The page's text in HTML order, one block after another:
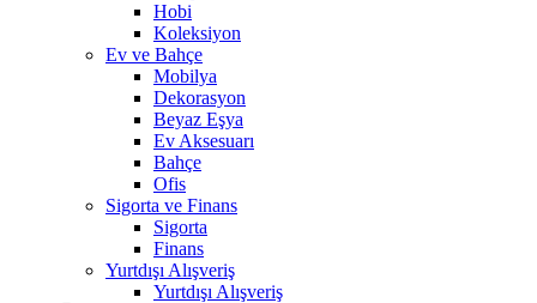
Hobi
Koleksiyon
Ev ve Bahçe
Mobilya
Dekorasyon
Beyaz Eşya
Ev Aksesuarı
Bahçe
Ofis
Sigorta ve Finans
Sigorta
Finans
Yurtdışı Alışveriş
Yurtdışı Alışveriş